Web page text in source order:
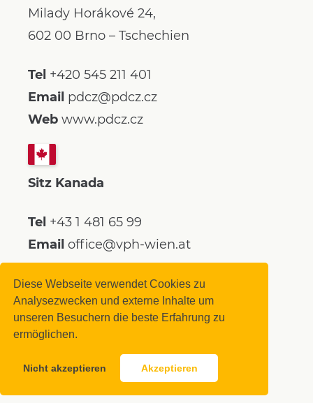
Diese Webseite verwendet Cookies zu
Analysezwecken und externe Inhalte um
unseren Besuchern die beste Erfahrung zu
ermöglichen.
Nicht akzeptieren Akzeptieren
Milady Horákové 24,
602 00 Brno – Tschechien
Tel +420 545 211 401
Email pdcz@pdcz.cz
Web www.pdcz.cz
Sitz Kanada
Tel +43 1 481 65 99
Email office@vph-wien.at
Deutsch
© VPH - Venture Property Holding GmbH 2026 |